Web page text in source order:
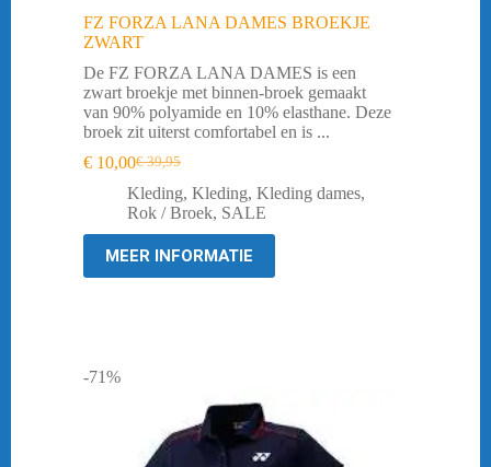
FZ FORZA LANA DAMES BROEKJE
ZWART
De FZ FORZA LANA DAMES is een
zwart broekje met binnen-broek gemaakt
van 90% polyamide en 10% elasthane. Deze
broek zit uiterst comfortabel en is ...
€39,95
Oorspronkelijke
prijs
was:
€ 10,00Huidige
prijs
is:
Kleding, Kleding, Kleding dames,
Rok / Broek, SALE
MEER INFORMATIE
-71%